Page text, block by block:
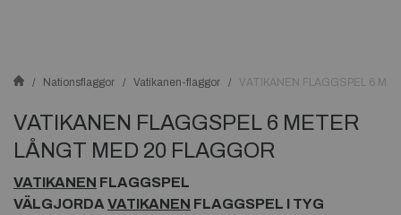
Nationsflaggor Vatikanen-flaggor VATIKANEN FLAGGSPEL 6
VATIKANEN FLAGGSPEL 6 METER
LÅNGT MED 20 FLAGGOR
VATIKANEN FLAGGSPEL
VÄLGJORDA VATIKANEN FLAGGSPEL I TYG